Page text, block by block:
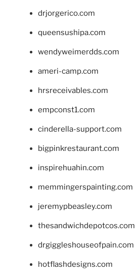
drjorgerico.com
queensushipa.com
wendyweimerdds.com
ameri-camp.com
hrsreceivables.com
empconst1.com
cinderella-support.com
bigpinkrestaurant.com
inspirehuahin.com
memmingerspainting.com
jeremypbeasley.com
thesandwichdepotcos.com
drgiggleshouseofpain.com
hotflashdesigns.com